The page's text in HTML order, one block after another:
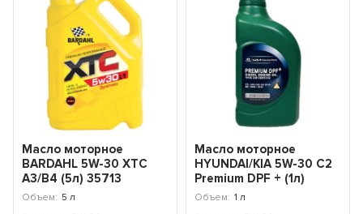
Масло моторное
BARDAHL 5W-30 XTC
A3/B4 (5л) 35713
Объем: 5 л
Масло моторное
HYUNDAI/KIA 5W-30 C2
Premium DPF + (1л)
05200-00130
Объем: 1 л